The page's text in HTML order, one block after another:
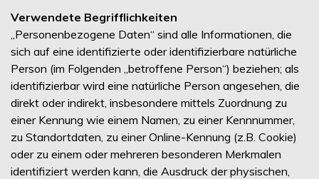
Verwendete Begrifflichkeiten
„Personenbezogene Daten“ sind alle Informationen, die
sich auf eine identifizierte oder identifizierbare natürliche
Person (im Folgenden „betroffene Person“) beziehen; als
identifizierbar wird eine natürliche Person angesehen, die
direkt oder indirekt, insbesondere mittels Zuordnung zu
einer Kennung wie einem Namen, zu einer Kennnummer,
zu Standortdaten, zu einer Online-Kennung (z.B. Cookie)
oder zu einem oder mehreren besonderen Merkmalen
identifiziert werden kann, die Ausdruck der physischen,